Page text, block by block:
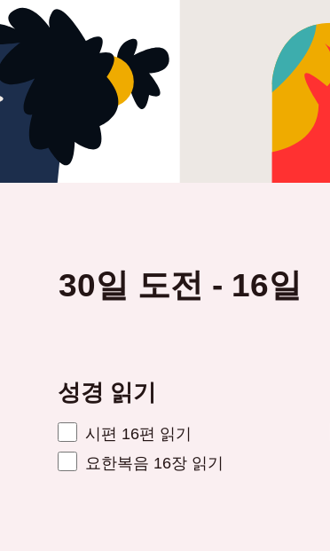
30일 도전 - 16일
성경 읽기
시편 16편 읽기
요한복음 16장 읽기